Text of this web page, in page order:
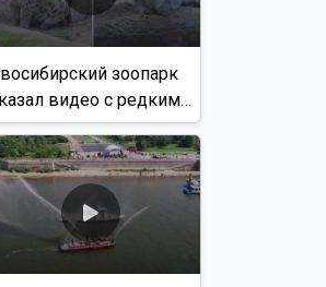
зоопарк
видео с редким
котом